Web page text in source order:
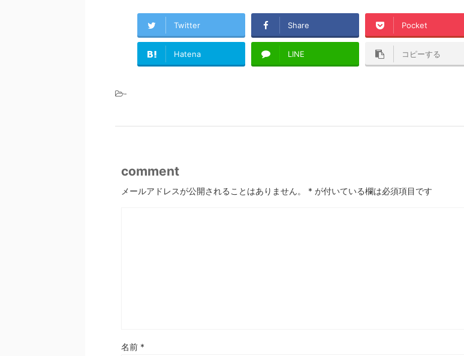
Twitter Share Pocket
Hatena LINE コピーする
-
comment
メールアドレスが公開されることはありません。 * が付いている欄は必須項目です
名前 *